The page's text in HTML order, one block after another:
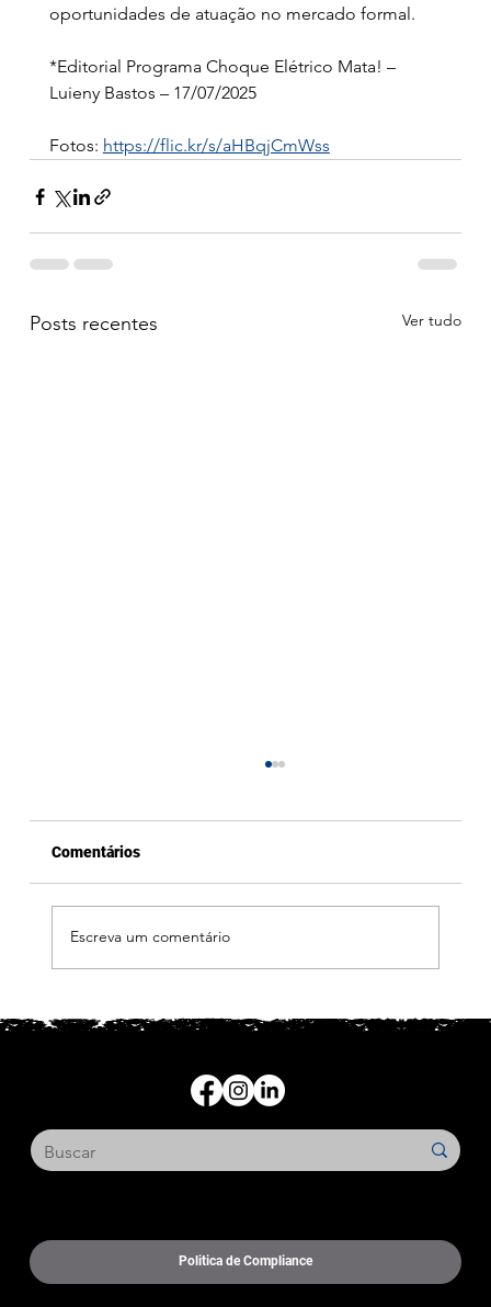
oportunidades de atuação no mercado formal.
*Editorial Programa Choque Elétrico Mata! –
Luieny Bastos – 17/07/2025
Fotos: https://flic.kr/s/aHBqjCmWss
Posts recentes Ver tudo
Eletricista: Quer fechar mais serviços e
Comentários
Escreva um comentário
Politica de Compliance